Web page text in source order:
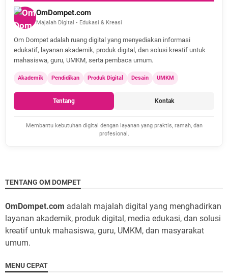
OmDompet.com
Majalah Digital • Edukasi & Kreasi
Om Dompet adalah ruang digital yang menyediakan informasi
edukatif, layanan akademik, produk digital, dan solusi kreatif untuk
mahasiswa, guru, UMKM, serta pembaca umum.
Akademik Pendidikan Produk Digital Desain UMKM
Tentang Kontak
Membantu kebutuhan digital dengan layanan yang praktis, ramah, dan
profesional.
TENTANG OM DOMPET
OmDompet.com adalah majalah digital yang menghadirkan
layanan akademik, produk digital, media edukasi, dan solusi
kreatif untuk mahasiswa, guru, UMKM, dan masyarakat
umum.
MENU CEPAT